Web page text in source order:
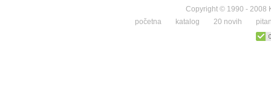
Copyright © 1990 - 2008
početna
katalog 20 novih